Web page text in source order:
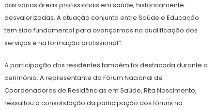
das várias áreas profissionais em saúde, historicamente
desvalorizadas. A atuação conjunta entre Saúde e Educação
tem sido fundamental para avançarmos na qualificação dos
serviços e na formação profissional”.
A participação dos residentes também foi destacada durante a
cerimônia. A representante do Fórum Nacional de
Coordenadores de Residências em Saúde, Rita Nascimento,
ressaltou a consolidação da participação dos fóruns na